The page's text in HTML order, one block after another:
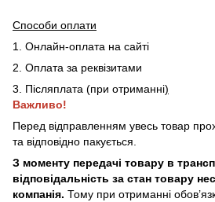
Способи оплати
1. Онлайн-оплата на сайті
2. Оплата за реквізитами
3. Післяплата (при отриманні)
Важливо!
Перед відправленням увесь товар
та відповідно пакується.
З моменту передачі товару в
відповідальність за стан товару
компанія. Тому при отриманні